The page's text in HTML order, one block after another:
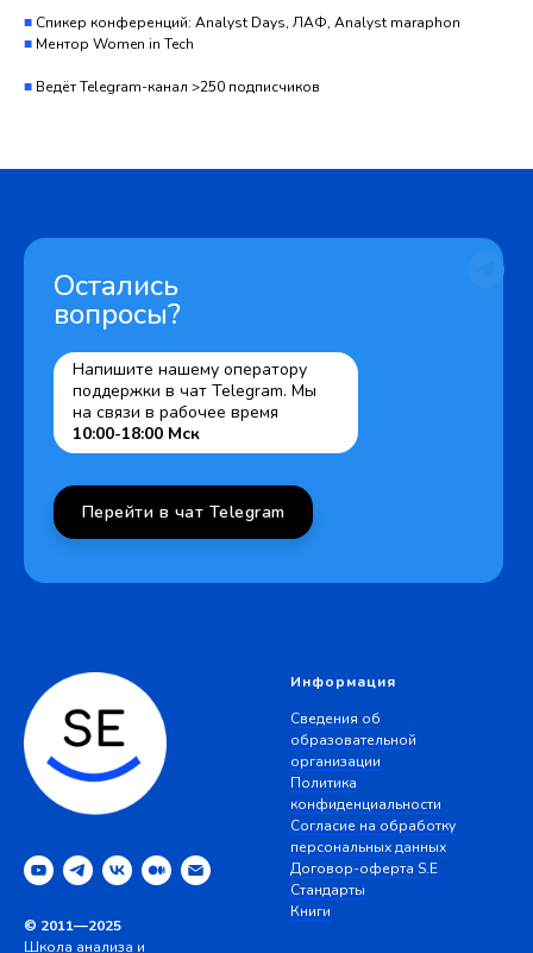
■ Спикер конференций: Analyst Days, ЛАФ, Analyst maraphon
■ Ментор Women in Tech
■ Ведёт Telegram-канал >250 подписчиков
Остались
вопросы?
Напишите нашему оператору
поддержки в чат Telegram. Мы
на связи в рабочее время
10:00-18:00 Мск
Перейти в чат Telegram
© 2011—2025
Школа анализа и
Информация
Сведения об
образовательной
организации
Политика
конфиденциальности
Согласие на обработку
персональных данных
Договор-оферта S.E
Стандарты
Книги